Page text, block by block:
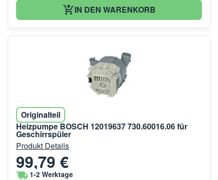
IN DEN WARENKORB
Originalteil
Heizpumpe BOSCH 12019637 730.60016.06 für
Geschirrspüler
Produkt Details
99,79 €
1-2 Werktage